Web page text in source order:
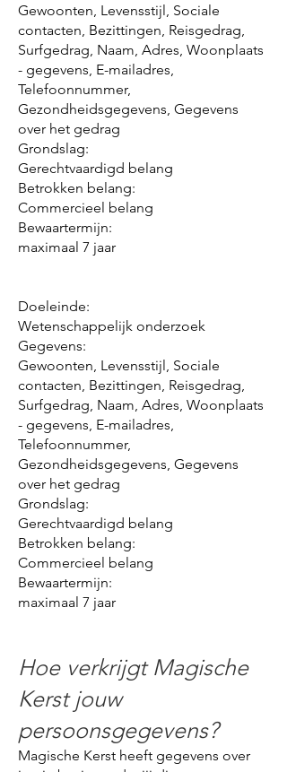
Gewoonten, Levensstijl, Sociale
contacten, Bezittingen, Reisgedrag,
Surfgedrag, Naam, Adres, Woonplaats
- gegevens, E-mailadres,
Telefoonnummer,
Gezondheidsgegevens, Gegevens
over het gedrag
Grondslag:
Gerechtvaardigd belang
Betrokken belang:
Commercieel belang
Bewaartermijn:
maximaal 7 jaar
Doeleinde:
Wetenschappelijk onderzoek
Gegevens:
Gewoonten, Levensstijl, Sociale
contacten, Bezittingen, Reisgedrag,
Surfgedrag, Naam, Adres, Woonplaats
- gegevens, E-mailadres,
Telefoonnummer,
Gezondheidsgegevens, Gegevens
over het gedrag
Grondslag:
Gerechtvaardigd belang
Betrokken belang:
Commercieel belang
Bewaartermijn:
maximaal 7 jaar
Hoe verkrijgt Magische
Kerst jouw
persoonsgegevens?
Magische Kerst heeft gegevens over